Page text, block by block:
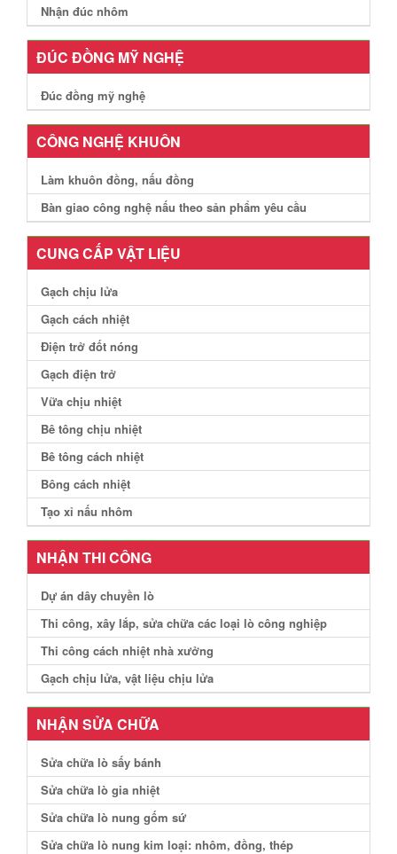
Nhận đúc nhôm
ĐÚC ĐỒNG MỸ NGHỆ
Đúc đồng mỹ nghệ
CÔNG NGHỆ KHUÔN
Làm khuôn đồng, nấu đồng
Bàn giao công nghệ nấu theo sản phẩm yêu cầu
CUNG CẤP VẬT LIỆU
Gạch chịu lửa
Gạch cách nhiệt
Điện trở đốt nóng
Gạch điện trở
Vữa chịu nhiệt
Bê tông chịu nhiệt
Bê tông cách nhiệt
Bông cách nhiệt
Tạo xỉ nấu nhôm
NHẬN THI CÔNG
Dự án dây chuyền lò
Thi công, xây lắp, sửa chữa các loại lò công nghiệp
Thi công cách nhiệt nhà xưởng
Gạch chịu lửa, vật liệu chịu lửa
NHẬN SỬA CHỮA
Sửa chữa lò sấy bánh
Sửa chữa lò gia nhiệt
Sửa chữa lò nung gốm sứ
Sửa chữa lò nung kim loại: nhôm, đồng, thép